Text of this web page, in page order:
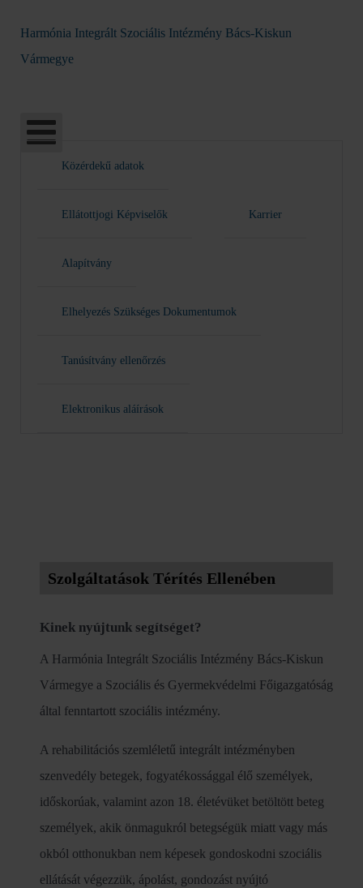
Harmónia Integrált Szociális Intézmény Bács-Kiskun
Vármegye
Közérdekű adatok
Ellátottjogi Képviselők Karrier
Alapítvány
Elhelyezés Szükséges Dokumentumok
Tanúsítvány ellenőrzés
Elektronikus aláírások
Szolgáltatások Térítés Ellenében
Kinek nyújtunk segítséget?
A Harmónia Integrált Szociális Intézmény Bács-Kiskun
Vármegye a Szociális és Gyermekvédelmi Főigazgatóság
által fenntartott szociális intézmény.
A rehabilitációs szemléletű integrált intézményben
szenvedély betegek, fogyatékossággal élő személyek,
időskorúak, valamint azon 18. életévüket betöltött beteg
személyek, akik önmagukról betegségük miatt vagy más
okból otthonukban nem képesek gondoskodni szociális
ellátását végezzük, ápolást, gondozást nyújtó